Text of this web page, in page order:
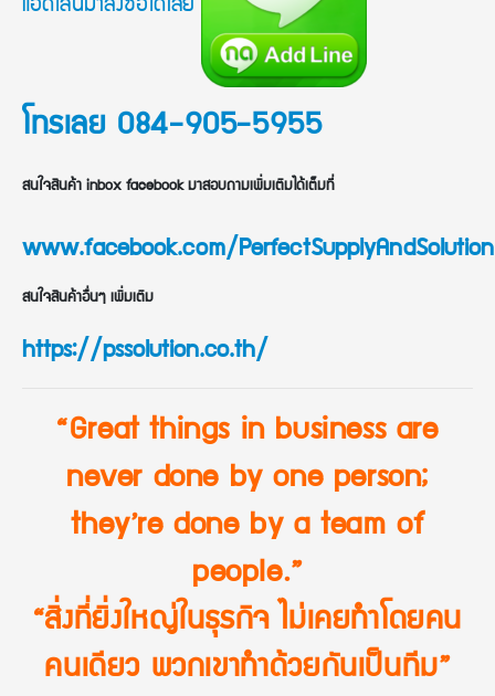
โทรเลย 084-905-5955
สนใจสินค้า inbox facebook มาสอบถามเพิ่มเติมได้เต็มที่
www.facebook.com/PerfectSupplyAndSolution
สนใจสินค้าอื่นๆ เพิ่มเติม
https://pssolution.co.th/
“Great things in business are
never done by one person;
they’re done by a team of
people.”
“สิ่งที่ยิ่งใหญ่ในธุรกิจ ไม่เคยทำโดยคน
คนเดียว พวกเขาทำด้วยกันเป็นทีม”